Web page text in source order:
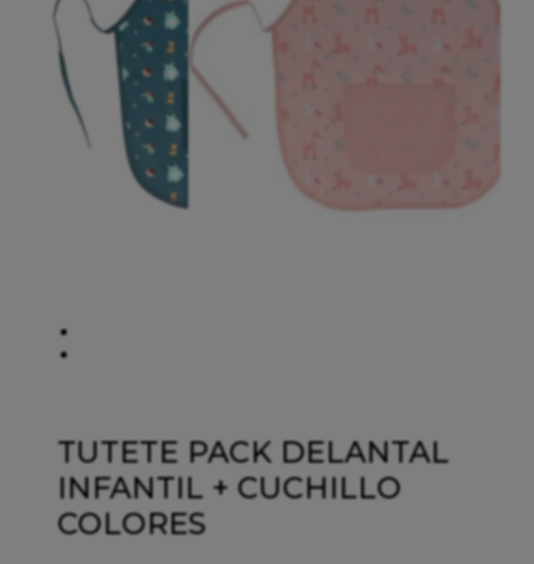
TUTETE PACK DELANTAL
INFANTIL + CUCHILLO
COLORES